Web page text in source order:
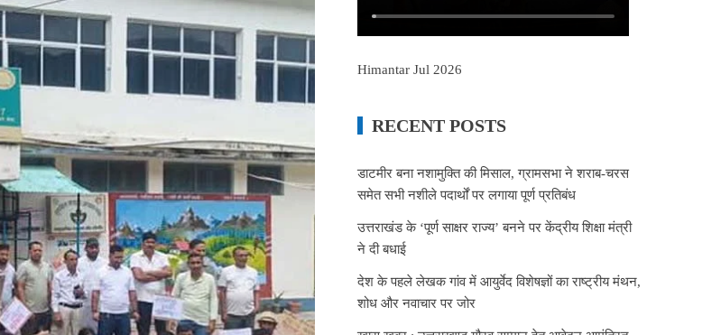
Himantar Jul 2026
RECENT POSTS
डाटमीर बना नशामुक्ति की मिसाल, ग्रामसभा ने शराब-चरस
समेत सभी नशीले पदार्थों पर लगाया पूर्ण प्रतिबंध
उत्तराखंड के ‘पूर्ण साक्षर राज्य’ बनने पर केंद्रीय शिक्षा मंत्री
ने दी बधाई
देश के पहले लेखक गांव में आयुर्वेद विशेषज्ञों का राष्ट्रीय मंथन,
शोध और नवाचार पर जोर